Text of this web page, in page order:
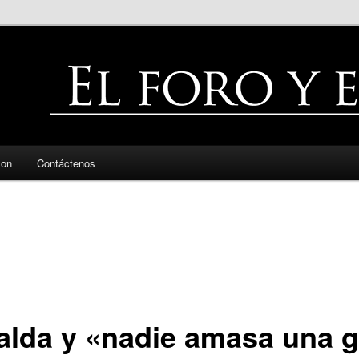
Contáctenos
y «nadie amasa una